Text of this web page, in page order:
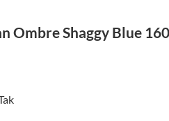
Ombre Shaggy Blue